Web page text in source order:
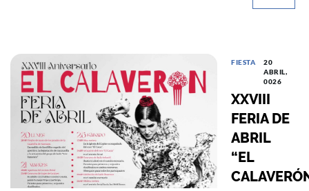
FIESTA
20
ABRIL,
0026
XXVIII
FERIA DE
ABRIL
“EL